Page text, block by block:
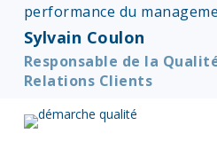
performance du
Sylvain Coulon
Responsable de la
Relations Clients